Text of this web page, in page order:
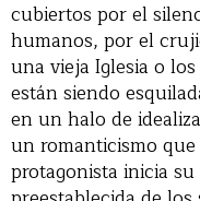
cubiertos por el
humanos, por el
una vieja Iglesia o
están siendo
en un halo de
un romanticismo
protagonista inicia